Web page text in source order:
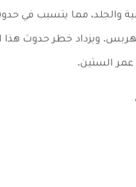
والجلد، مما يتسبب في
ويزداد خطر حدوث هذا
عمر الستين.